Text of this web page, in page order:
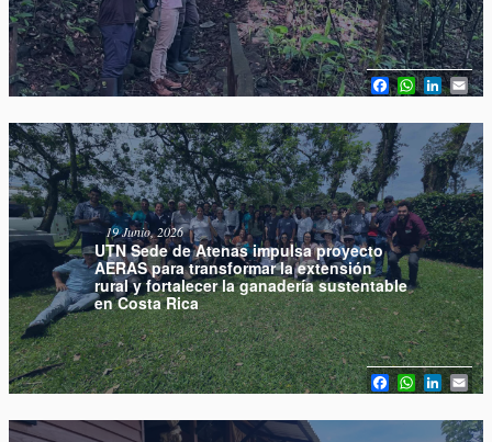
Facebook
UTN Sede de Atenas impulsa proyecto
AERAS para transformar la extensión
rural y fortalecer la ganadería sustentable
en Costa Rica
19 Junio, 2026
Facebook